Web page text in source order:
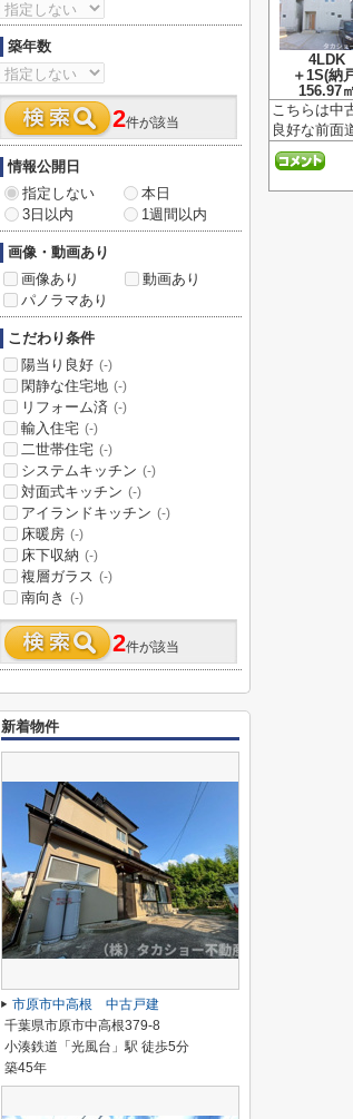
4LDK
＋1S(納
156.97
こちらは中
良好な前面
築年数
2件が該当
情報公開日
指定しない
本日
3日以内
1週間以内
画像・動画あり
画像あり
動画あり
パノラマあり
こだわり条件
陽当り良好 (-)
閑静な住宅地 (-)
リフォーム済 (-)
輸入住宅 (-)
二世帯住宅 (-)
システムキッチン (-)
対面式キッチン (-)
アイランドキッチン (-)
床暖房 (-)
床下収納 (-)
複層ガラス (-)
南向き (-)
2件が該当
新着物件
市原市中高根 中古戸建
千葉県市原市中高根379-8
小湊鉄道「光風台」駅 徒歩5分
築45年